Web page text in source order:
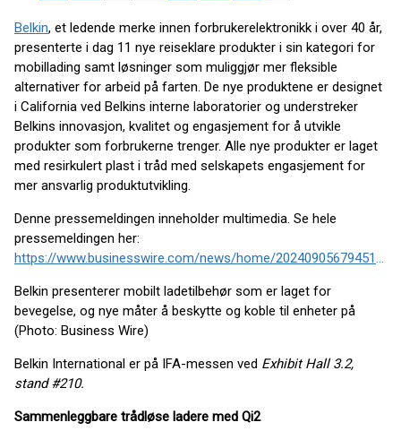
Belkin, et ledende merke innen forbrukerelektronikk i over 40 år,
presenterte i dag 11 nye reiseklare produkter i sin kategori for
mobillading samt løsninger som muliggjør mer fleksible
alternativer for arbeid på farten. De nye produktene er designet
i California ved Belkins interne laboratorier og understreker
Belkins innovasjon, kvalitet og engasjement for å utvikle
produkter som forbrukerne trenger. Alle nye produkter er laget
med resirkulert plast i tråd med selskapets engasjement for
mer ansvarlig produktutvikling.
Denne pressemeldingen inneholder multimedia. Se hele
pressemeldingen her:
https://www.businesswire.com/news/home/20240905679451/no/
Belkin presenterer mobilt ladetilbehør som er laget for
bevegelse, og nye måter å beskytte og koble til enheter på
(Photo: Business Wire)
Belkin International er på IFA-messen ved Exhibit Hall 3.2,
stand #210.
Sammenleggbare trådløse ladere med Qi2